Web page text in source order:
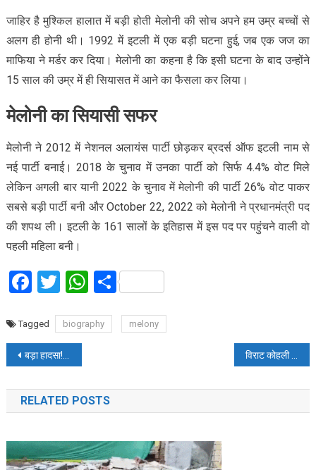
जाहिर है मुश्किल हालात में बड़ी होती मेलोनी की सोच अपने हम उम्र बच्चों से
अलग ही होनी थी। 1992 में इटली में एक बड़ी घटना हुई, जब एक जज का
माफिया ने मर्डर कर दिया। मेलोनी का कहना है कि इसी घटना के बाद उन्होंने
15 साल की उम्र में ही सियासत में आने का फैसला कर लिया।
मेलोनी का सियासी सफर
मेलोनी ने 2012 में नेशनल अलायंस पार्टी छोड़कर ब्रदर्स ऑफ इटली नाम से
नई पार्टी बनाई। 2018 के चुनाव में उनका पार्टी को सिर्फ 4.4% वोट मिले
लेकिन अगली बार यानी 2022 के चुनाव में मेलोनी की पार्टी 26% वोट पाकर
सबसे बड़ी पार्टी बनी और October 22, 2022 को मेलोनी ने प्रधानमंत्री पद
की शपथ ली। इटली के 161 सालों के इतिहास में इस पद पर पहुंचने वाली वो
पहली महिला बनी।
Facebook
Twitter
WhatsApp
Share
Tagged biography melony
Post
navigation
बड़ा हादसा! 700 फीट गहरी खाई में गिरी स्कॉर्पियो, 8 लोगों की दर्दनाक मौत
RELATED POSTS